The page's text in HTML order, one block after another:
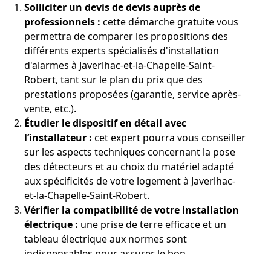
Solliciter un devis de devis auprès de
professionnels : cette démarche gratuite vous
permettra de comparer les propositions des
différents experts spécialisés d'installation
d'alarmes à Javerlhac-et-la-Chapelle-Saint-
Robert, tant sur le plan du prix que des
prestations proposées (garantie, service après-
vente, etc.).
Étudier le dispositif en détail avec
l’installateur : cet expert pourra vous conseiller
sur les aspects techniques concernant la pose
des détecteurs et au choix du matériel adapté
aux spécificités de votre logement à Javerlhac-
et-la-Chapelle-Saint-Robert.
Vérifier la compatibilité de votre installation
électrique : une prise de terre efficace et un
tableau électrique aux normes sont